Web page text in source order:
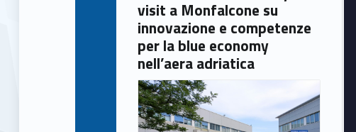
visit a Monfalcone su
innovazione e competenze
per la blue economy
nell’aera adriatica